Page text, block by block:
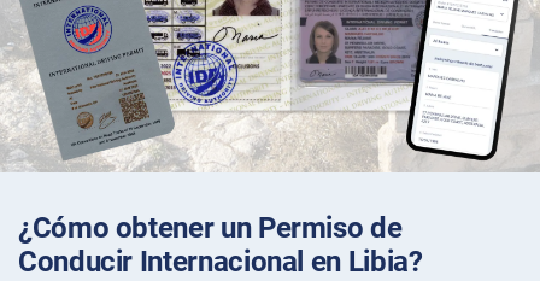
¿Cómo obtener un Permiso de
Conducir Internacional en Libia?